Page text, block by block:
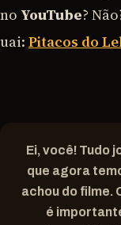
no YouTube?
uai: Pitacos do
Ei, você! Tudo
que agora
achou do filme.
é